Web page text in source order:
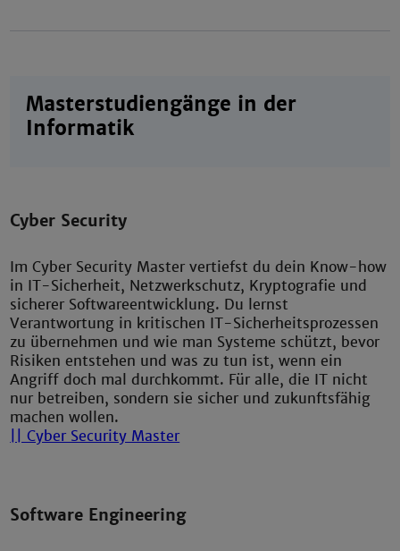
Masterstudiengänge in der
Informatik
Cyber Security
Im Cyber Security Master vertiefst du dein Know-how
in IT-Sicherheit, Netzwerkschutz, Kryptografie und
sicherer Softwareentwicklung. Du lernst
Verantwortung in kritischen IT-Sicherheitsprozessen
zu übernehmen und wie man Systeme schützt, bevor
Risiken entstehen und was zu tun ist, wenn ein
Angriff doch mal durchkommt. Für alle, die IT nicht
nur betreiben, sondern sie sicher und zukunftsfähig
machen wollen.
|| Cyber Security Master
Software Engineering